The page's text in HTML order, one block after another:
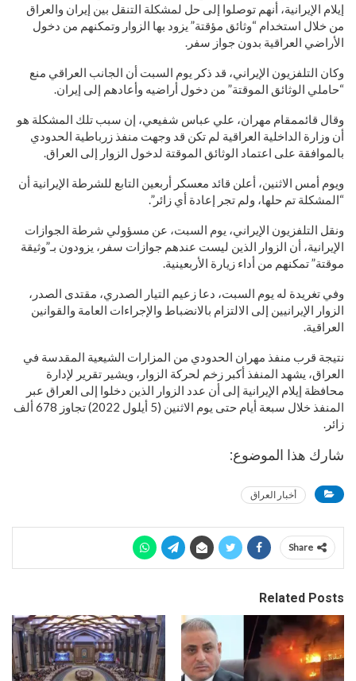
إيلام الإيرانية، أنهم توصلوا إلى حل لمشكلة التنقل بين إيران والعراق
من خلال استخدام “وثائق مؤقتة” يزود بها الزوار وتمكنهم من دخول
الأراضي العراقية بدون جواز سفر.
وكان التلفزيون الإيراني، قد ذكر يوم السبت أن الجانب العراقي منع
“حاملي الوثائق الموقتة” من دخول أراضيه وأعادهم إلى إيران.
وقال قائممقام مهران، علي عباس شفيعي، إن سبب تلك المشكلة هو
أن وزارة الداخلية العراقية لم تكن قد وجهت منفذ زرباطية الحدودي
بالموافقة على اعتماد الوثائق الموقتة لدخول الزوار إلى العراق.
ويوم أمس الاثنين، أعلن قائد معسكر أربعين التابع للشرطة الإيرانية أن
“المشكلة تم حلها، ولم تجر إعادة أي زائر”.
ونقل التلفزيون الإيراني، يوم السبت، عن مسؤولي شرطة الجوازات
الإيرانية، أن الزوار الذين ليست عندهم جوازات سفر، يزودون بـ”وثيقة
موقتة” تمكنهم من أداء زيارة الأربعينية.
وفي تغريدة له يوم السبت، دعا زعيم التيار الصدري، مقتدى الصدر،
الزوار الإيرانيين إلى الالتزام بالانضباط والإجراءات العامة والقوانين
العراقية.
نتيجة قرب منفذ مهران الحدودي من المزارات الشيعية المقدسة في
العراق، يشهد المنفذ أكبر زخم لحركة الزوار، ويشير تقرير لإدارة
محافظة إيلام الإيرانية إلى أن عدد الزوار الذين دخلوا إلى العراق عبر
المنفذ خلال سبعة أيام حتى يوم الاثنين (5 أيلول 2022) تجاوز 678 ألف
زائر.
شارك هذا الموضوع:
أخبار العراق
Share
Related Posts